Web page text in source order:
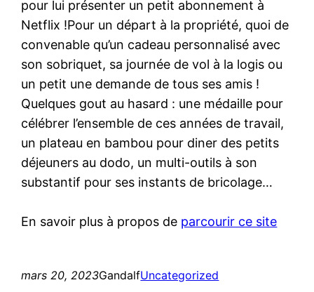
pour lui présenter un petit abonnement à
Netflix !Pour un départ à la propriété, quoi de
convenable qu’un cadeau personnalisé avec
son sobriquet, sa journée de vol à la logis ou
un petit une demande de tous ses amis !
Quelques gout au hasard : une médaille pour
célébrer l’ensemble de ces années de travail,
un plateau en bambou pour diner des petits
déjeuners au dodo, un multi-outils à son
substantif pour ses instants de bricolage…
En savoir plus à propos de parcourir ce site
mars 20, 2023GandalfUncategorized